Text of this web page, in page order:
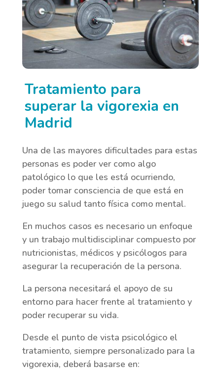
Tratamiento para
superar la vigorexia en
Madrid
Una de las mayores dificultades para estas
personas es poder ver como algo
patológico lo que les está ocurriendo,
poder tomar consciencia de que está en
juego su salud tanto física como mental.
En muchos casos es necesario un enfoque
y un trabajo multidisciplinar compuesto por
nutricionistas, médicos y psicólogos para
asegurar la recuperación de la persona.
La persona necesitará el apoyo de su
entorno para hacer frente al tratamiento y
poder recuperar su vida.
Desde el punto de vista psicológico el
tratamiento, siempre personalizado para la
vigorexia, deberá basarse en: